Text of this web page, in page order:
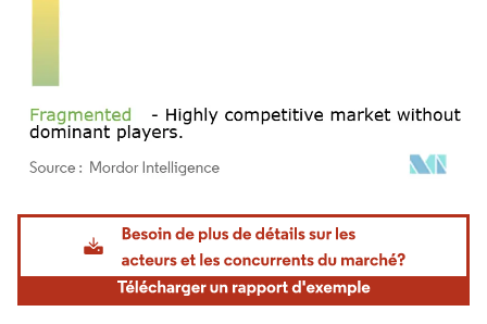
Image © Mordor Intelligence. La réutilisation nécessite une attribution sous CC BY